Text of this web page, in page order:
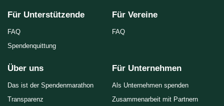
Für Unterstützende
FAQ
Spendenquittung
Für Vereine
FAQ
Über uns
Das ist der Spendenmarathon
Transparenz
Für Unternehmen
Als Unternehmen spenden
Zusammenarbeit mit Partnern